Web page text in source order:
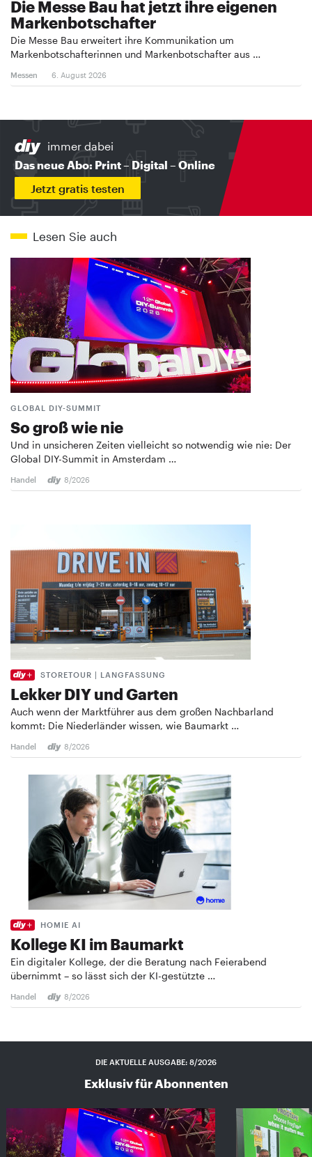
Die Messe Bau hat jetzt ihre eigenen
Markenbotschafter
Die Messe Bau erweitert ihre Kommunikation um
Markenbotschafterinnen und Markenbotschafter aus …
Messen 6. August 2026
immer dabei
Das neue Abo: Print – Digital – Online
Jetzt gratis testen
Lesen Sie auch
GLOBAL DIY-SUMMIT
So groß wie nie
Und in unsicheren Zeiten vielleicht so notwendig wie nie: Der
Global DIY-Summit in Amsterdam …
Handel 8/2026
STORETOUR | LANGFASSUNG
Lekker DIY und Garten
Auch wenn der Marktführer aus dem großen Nachbarland
kommt: Die Niederländer wissen, wie Baumarkt …
Handel 8/2026
HOMIE AI
Kollege KI im Baumarkt
Ein digitaler Kollege, der die Beratung nach Feierabend
übernimmt – so lässt sich der KI-gestützte …
Handel 8/2026
DIE AKTUELLE AUSGABE: 8/2026
Exklusiv für Abonnenten